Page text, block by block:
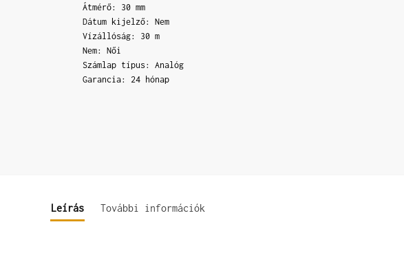
Átmérő: 30 mm
Dátum kijelző: Nem
Vízállóság: 30 m
Nem: Női
Számlap típus: Analóg
Garancia: 24 hónap
Leírás További információk